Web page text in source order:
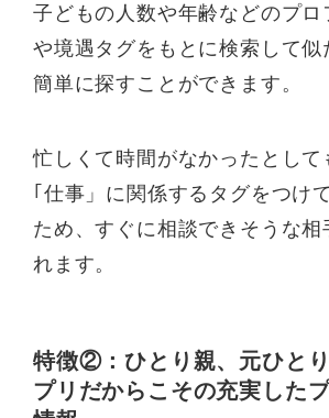
子どもの人数や年齢などのプロ
や境遇タグをもとに検索して似
簡単に探すことができます。
忙しくて時間がなかったとして
｢仕事」に関係するタグをつけ
ため、すぐに相談できそうな相
れます。
特徴②：ひとり親、元ひと
プリだからこその充実した